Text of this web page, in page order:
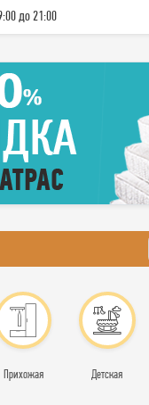
до 21:00
Прихожая Детская